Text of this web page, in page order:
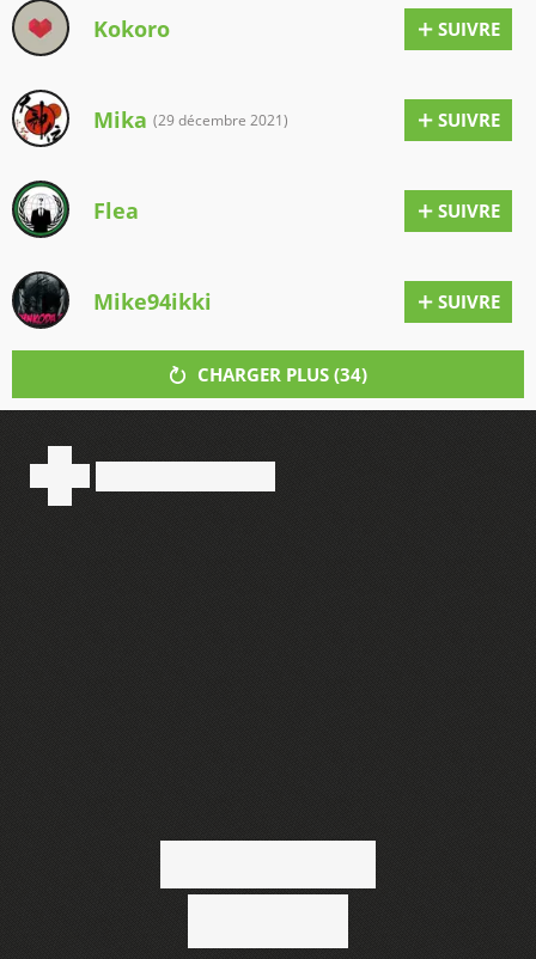
Kokoro SUIVRE
Mika (29 décembre 2021) SUIVRE
Flea SUIVRE
Mike94ikki SUIVRE
CHARGER PLUS (34)